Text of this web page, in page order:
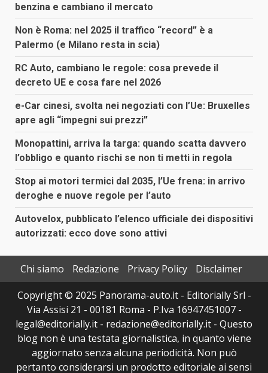
benzina e cambiano il mercato
Non è Roma: nel 2025 il traffico “record” è a
Palermo (e Milano resta in scia)
RC Auto, cambiano le regole: cosa prevede il
decreto UE e cosa fare nel 2026
e-Car cinesi, svolta nei negoziati con l’Ue: Bruxelles
apre agli “impegni sui prezzi”
Monopattini, arriva la targa: quando scatta davvero
l’obbligo e quanto rischi se non ti metti in regola
Stop ai motori termici dal 2035, l’Ue frena: in arrivo
deroghe e nuove regole per l’auto
Autovelox, pubblicato l’elenco ufficiale dei dispositivi
autorizzati: ecco dove sono attivi
Chi siamo Redazione Privacy Policy
Disclaimer
Copyright © 2025 Panorama-auto.it - Editorially Srl -
Via Assisi 21 - 00181 Roma - P.Iva 16947451007 -
legal@editorially.it - redazione@editorially.it - Questo
blog non è una testata giornalistica, in quanto viene
aggiornato senza alcuna periodicità. Non può
pertanto considerarsi un prodotto editoriale ai sensi